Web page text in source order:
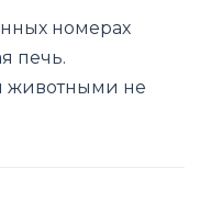
номерах
печь.
не